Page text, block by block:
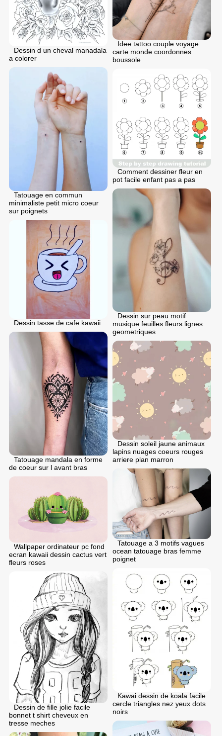
Dessin d un cheval manadala
a colorer
Idee tattoo couple voyage
carte monde coordonnes
boussole
Tatouage en commun
minimaliste petit micro coeur
sur poignets
Comment dessiner fleur en
pot facile enfant pas a pas
Dessin sur peau motif
musique feuilles fleurs lignes
geometriques
Dessin tasse de cafe kawaii
Tatouage mandala en forme
de coeur sur l avant bras
Dessin soleil jaune animaux
lapins nuages coeurs rouges
arriere plan marron
Tatouage a 3 motifs vagues
ocean tatouage bras femme
poignet
Wallpaper ordinateur pc fond
ecran kawaii dessin cactus vert
fleurs roses
Kawai dessin de koala facile
cercle triangles nez yeux dots
noirs
Dessin de fille jolie facile
bonnet t shirt cheveux en
tresse meches